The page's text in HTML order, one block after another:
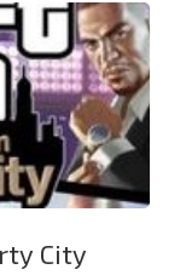
City